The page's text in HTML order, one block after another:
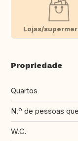
Lojas/
Propriedade
Quartos
N.º de pessoas
W.C.